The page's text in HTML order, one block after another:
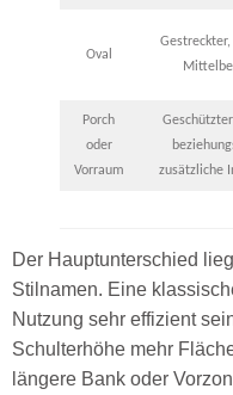
Oval
Porch
oder
Vorraum
zusätzliche
Der Hauptunterschied
Stilnamen. Eine
Nutzung sehr effizient
Schulterhöhe mehr
längere Bank oder